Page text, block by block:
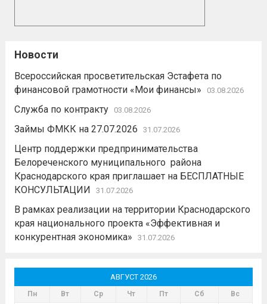
Новости
Всероссийская просветительская Эстафета по
финансовой грамотности «Мои финансы»
03.08.2026
Служба по контракту 03.08.2026
Займы ФМКК на 27.07.2026 31.07.2026
Центр поддержки предпринимательства
Белореченского муниципального района
Краснодарского края приглашает на БЕСПЛАТНЫЕ
КОНСУЛЬТАЦИИ
31.07.2026
В рамках реализации на территории Краснодарского
края национального проекта «Эффективная и
конкурентная экономика»
31.07.2026
АВГУСТ 2026
Пн Вт Ср Чт Пт Сб Вс